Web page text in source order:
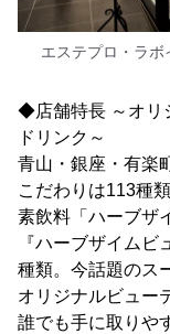
エステプロ・ラ
◆店舗特長 ～オリ
ドリンク～
青山・銀座・有楽
こだわりは113種
素飲料「ハーブザ
『ハーブザイム
種類。今話題のス
オリジナルビュー
誰でも手に取りや